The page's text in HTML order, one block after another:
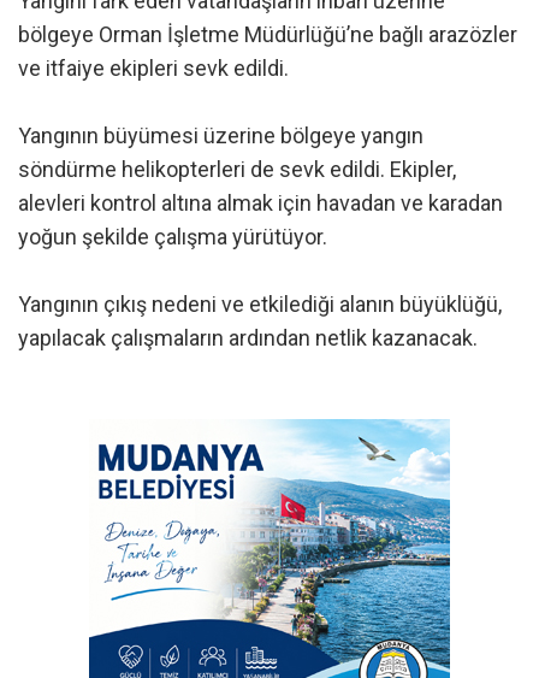
bölgeye Orman İşletme Müdürlüğü’ne bağlı arazözler
ve itfaiye ekipleri sevk edildi.
Yangının büyümesi üzerine bölgeye yangın
söndürme helikopterleri de sevk edildi. Ekipler,
alevleri kontrol altına almak için havadan ve karadan
yoğun şekilde çalışma yürütüyor.
Yangının çıkış nedeni ve etkilediği alanın büyüklüğü,
yapılacak çalışmaların ardından netlik kazanacak.